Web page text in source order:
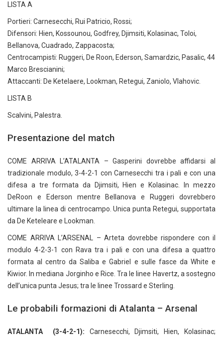
LISTA A
Portieri: Carnesecchi, Rui Patricio, Rossi;
Difensori: Hien, Kossounou, Godfrey, Djimsiti, Kolasinac, Toloi,
Bellanova, Cuadrado, Zappacosta;
Centrocampisti: Ruggeri, De Roon, Ederson, Samardzic, Pasalic, 44
Marco Brescianini;
Attaccanti: De Ketelaere, Lookman, Retegui, Zaniolo, Vlahovic.
LISTA B
Scalvini, Palestra.
Presentazione del match
COME ARRIVA L’ATALANTA – Gasperini dovrebbe affidarsi al
tradizionale modulo, 3-4-2-1 con Carnesecchi tra i pali e con una
difesa a tre formata da Djimsiti, Hien e Kolasinac. In mezzo
DeRoon e Ederson mentre Bellanova e Ruggeri dovrebbero
ultimare la linea di centrocampo. Unica punta Retegui, supportata
da De Keteleare e Lookman.
COME ARRIVA L’ARSENAL – Arteta dovrebbe rispondere con il
modulo 4-2-3-1 con Rava tra i pali e con una difesa a quattro
formata al centro da Saliba e Gabriel e sulle fasce da White e
Kiwior. In mediana Jorginho e Rice. Tra le linee Havertz, a sostegno
dell’unica punta Jesus; tra le linee Trossard e Sterling.
Le probabili formazioni di Atalanta – Arsenal
ATALANTA (3-4-2-1): Carnesecchi, Djimsiti, Hien, Kolasinac;